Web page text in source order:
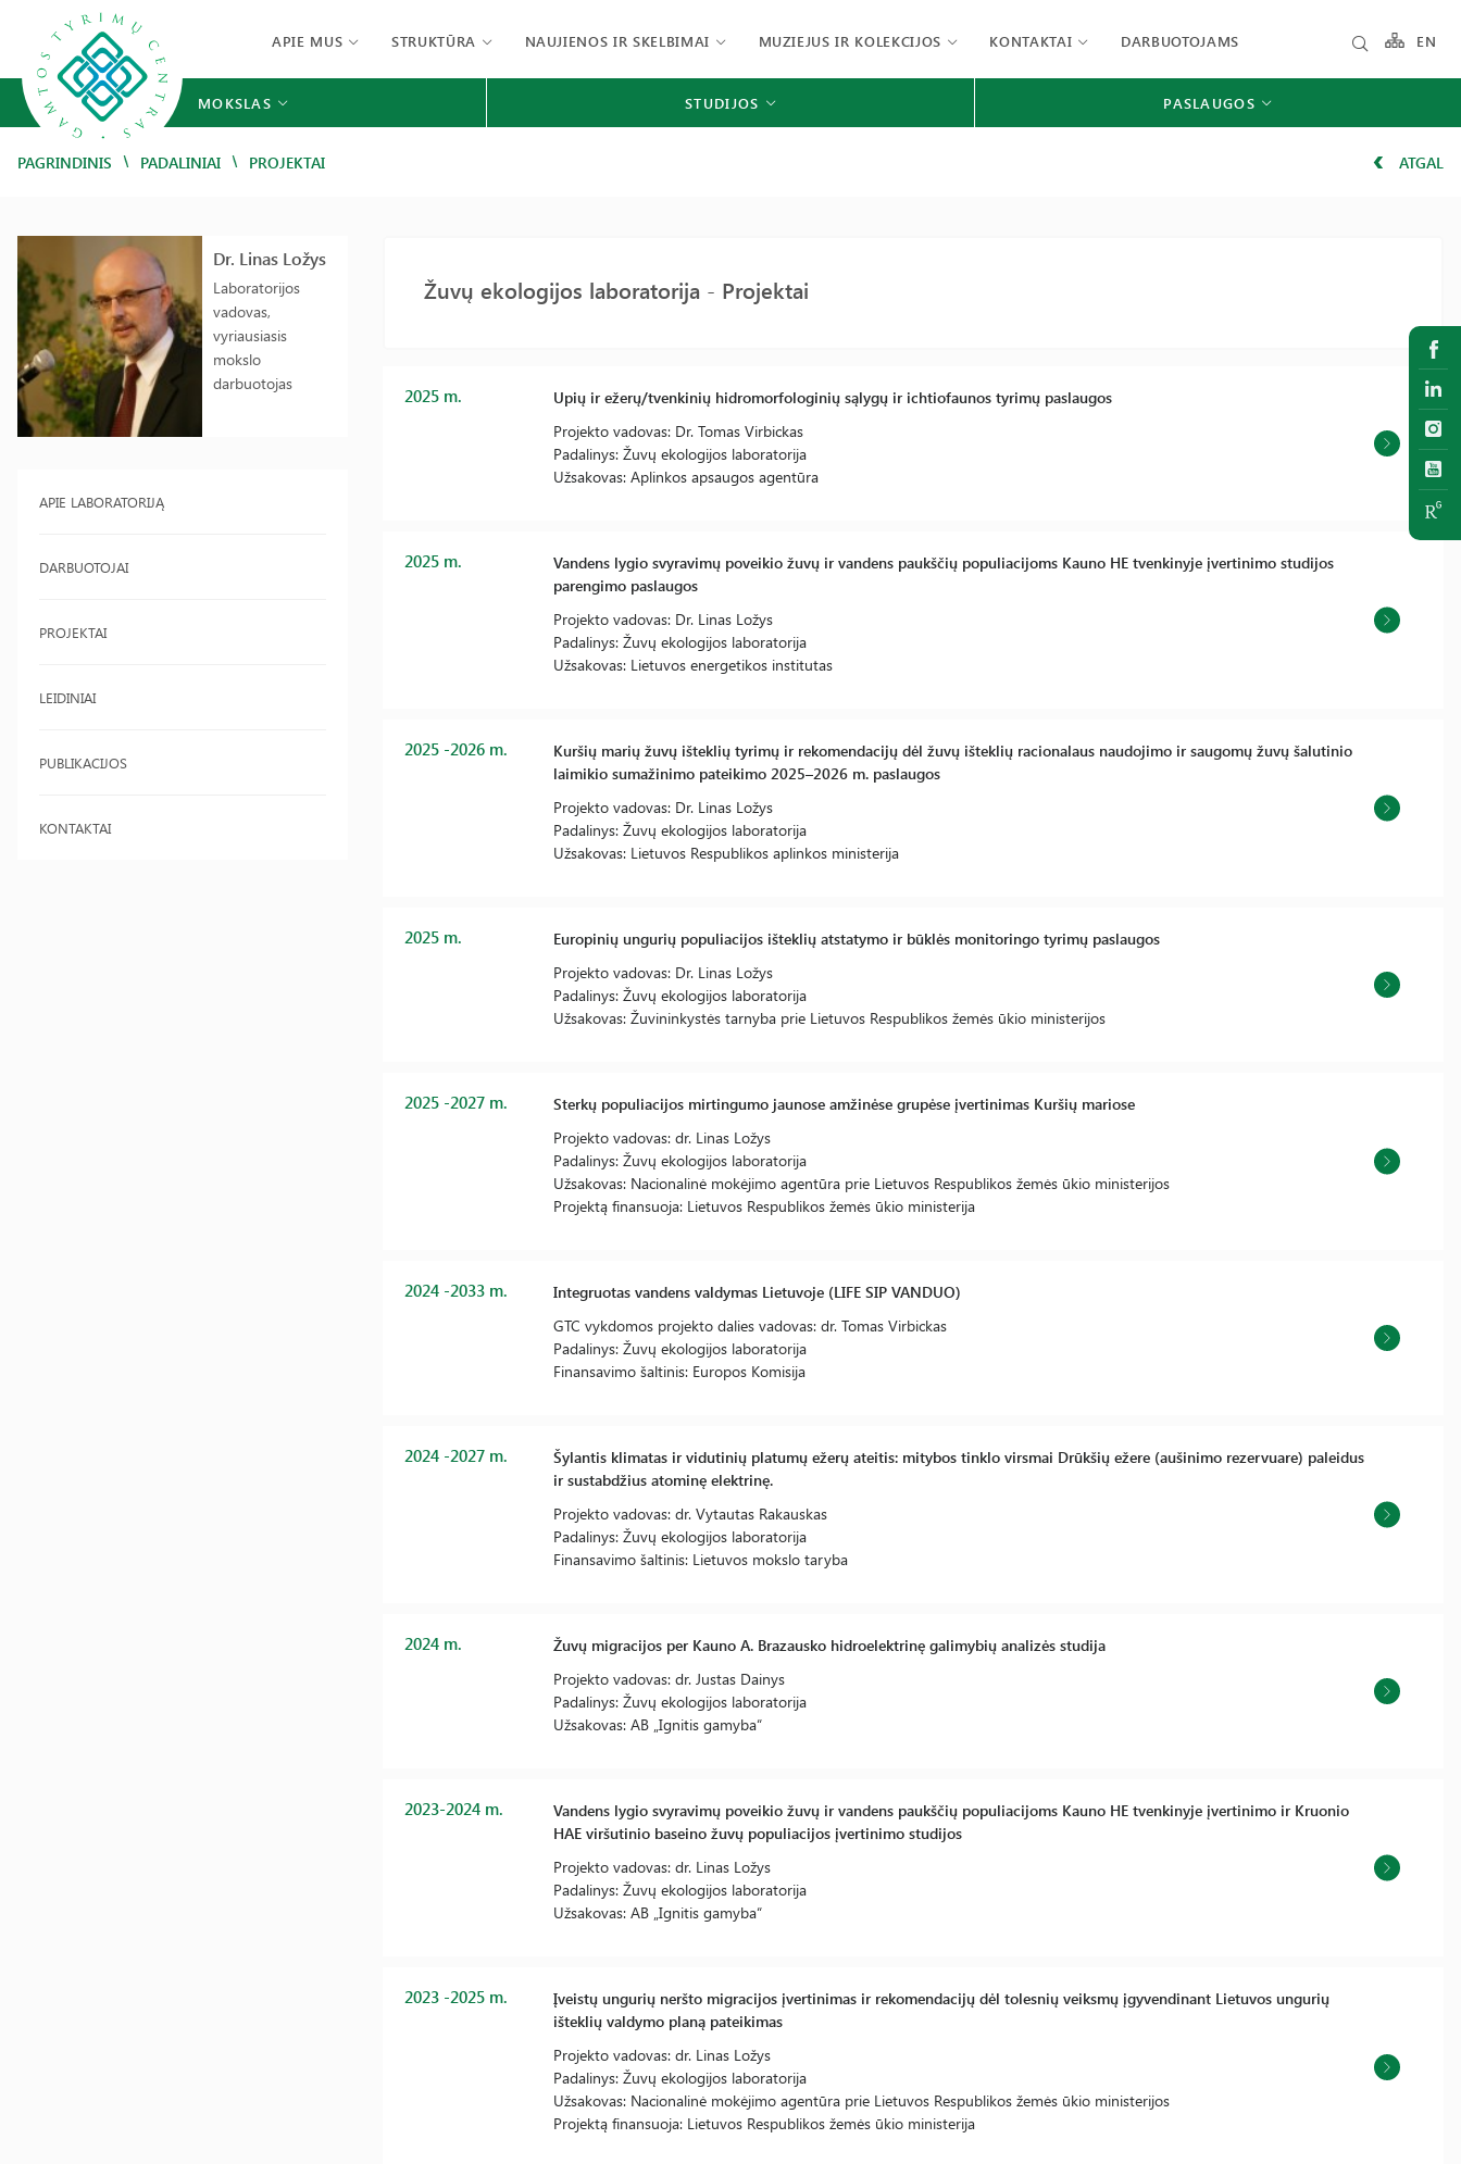
APIE MUS STRUKTŪRA NAUJIENOS IR SKELBIMAI MUZIEJUS IR KOLEKCIJOS KONTAKTAI DARBUOTOJAMS EN
MOKSLAS STUDIJOS PASLAUGOS
PAGRINDINIS / PADALINIAI / PROJEKTAI ATGAL
Dr. Linas Ložys
Laboratorijos
vadovas,
vyriausiasis
mokslo
darbuotojas
APIE LABORATORIJĄ
DARBUOTOJAI
PROJEKTAI
LEIDINIAI
PUBLIKACIJOS
KONTAKTAI
Žuvų ekologijos laboratorija - Projektai
2025 m.
Upių ir ežerų/tvenkinių hidromorfologinių sąlygų ir ichtiofaunos tyrimų paslaugos
Projekto vadovas: Dr. Tomas Virbickas
Padalinys: Žuvų ekologijos laboratorija
Užsakovas: Aplinkos apsaugos agentūra
2025 m.
Vandens lygio svyravimų poveikio žuvų ir vandens paukščių populiacijoms Kauno HE tvenkinyje įvertinimo studijos
parengimo paslaugos
Projekto vadovas: Dr. Linas Ložys
Padalinys: Žuvų ekologijos laboratorija
Užsakovas: Lietuvos energetikos institutas
2025 -2026 m.
Kuršių marių žuvų išteklių tyrimų ir rekomendacijų dėl žuvų išteklių racionalaus naudojimo ir saugomų žuvų šalutinio
laimikio sumažinimo pateikimo 2025–2026 m. paslaugos
Projekto vadovas: Dr. Linas Ložys
Padalinys: Žuvų ekologijos laboratorija
Užsakovas: Lietuvos Respublikos aplinkos ministerija
2025 m.
Europinių ungurių populiacijos išteklių atstatymo ir būklės monitoringo tyrimų paslaugos
Projekto vadovas: Dr. Linas Ložys
Padalinys: Žuvų ekologijos laboratorija
Užsakovas: Žuvininkystės tarnyba prie Lietuvos Respublikos žemės ūkio ministerijos
2025 -2027 m.
Sterkų populiacijos mirtingumo jaunose amžinėse grupėse įvertinimas Kuršių mariose
Projekto vadovas: dr. Linas Ložys
Padalinys: Žuvų ekologijos laboratorija
Užsakovas: Nacionalinė mokėjimo agentūra prie Lietuvos Respublikos žemės ūkio ministerijos
Projektą finansuoja: Lietuvos Respublikos žemės ūkio ministerija
2024 -2033 m.
Integruotas vandens valdymas Lietuvoje (LIFE SIP VANDUO)
GTC vykdomos projekto dalies vadovas: dr. Tomas Virbickas
Padalinys: Žuvų ekologijos laboratorija
Finansavimo šaltinis: Europos Komisija
2024 -2027 m.
Šylantis klimatas ir vidutinių platumų ežerų ateitis: mitybos tinklo virsmai Drūkšių ežere (aušinimo rezervuare) paleidus
ir sustabdžius atominę elektrinę.
Projekto vadovas: dr. Vytautas Rakauskas
Padalinys: Žuvų ekologijos laboratorija
Finansavimo šaltinis: Lietuvos mokslo taryba
2024 m.
Žuvų migracijos per Kauno A. Brazausko hidroelektrinę galimybių analizės studija
Projekto vadovas: dr. Justas Dainys
Padalinys: Žuvų ekologijos laboratorija
Užsakovas: AB „Ignitis gamyba“
2023-2024 m.
Vandens lygio svyravimų poveikio žuvų ir vandens paukščių populiacijoms Kauno HE tvenkinyje įvertinimo ir Kruonio
HAE viršutinio baseino žuvų populiacijos įvertinimo studijos
Projekto vadovas: dr. Linas Ložys
Padalinys: Žuvų ekologijos laboratorija
Užsakovas: AB „Ignitis gamyba“
2023 -2025 m.
Įveistų ungurių neršto migracijos įvertinimas ir rekomendacijų dėl tolesnių veiksmų įgyvendinant Lietuvos ungurių
išteklių valdymo planą pateikimas
Projekto vadovas: dr. Linas Ložys
Padalinys: Žuvų ekologijos laboratorija
Užsakovas: Nacionalinė mokėjimo agentūra prie Lietuvos Respublikos žemės ūkio ministerijos
Projektą finansuoja: Lietuvos Respublikos žemės ūkio ministerija